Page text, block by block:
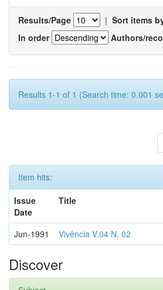
Results/Page | Sort items
In order
Authors/
Results 1-1 of 1 (Search time: 0.001
Item hits:
Issue
Date
Title
Jun-1991 Vivência V.04 N. 02
Discover